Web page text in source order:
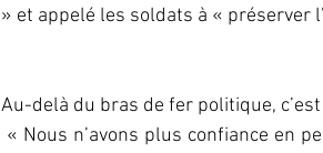
» et appelé les soldats à « préserver
Au-delà du bras de fer politique,